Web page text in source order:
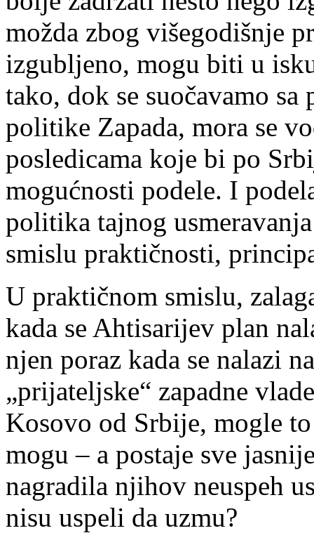
možda zbog višegodišnje
izgubljeno, mogu biti u
tako, dok se suočavamo
politike Zapada, mora se
posledicama koje bi po
mogućnosti podele. I
politika tajnog
smislu praktičnosti,
U praktičnom smislu,
kada se Ahtisarijev plan
njen poraz kada se nalazi
„prijateljske“ zapadne
Kosovo od Srbije, mogle
mogu – a postaje sve
nagradila njihov neuspeh
nisu uspeli da uzmu?